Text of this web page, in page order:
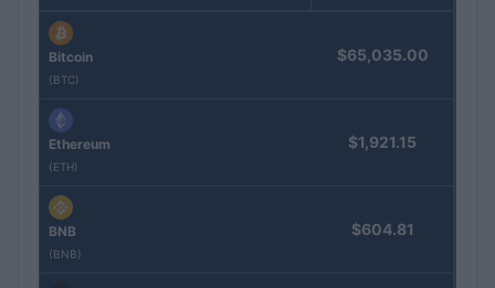
Bitcoin
(BTC)
$65,035.00
Ethereum
(ETH)
$1,921.15
BNB
(BNB)
$604.81